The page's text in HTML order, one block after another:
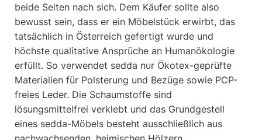
beide Seiten nach sich. Dem Käufer sollte also
bewusst sein, dass er ein Möbelstück erwirbt, das
tatsächlich in Österreich gefertigt wurde und
höchste qualitative Ansprüche an Humanökologie
erfüllt. So verwendet sedda nur Ökotex-geprüfte
Materialien für Polsterung und Bezüge sowie PCP-
freies Leder. Die Schaumstoffe sind
lösungsmittelfrei verklebt und das Grundgestell
eines sedda-Möbels besteht ausschließlich aus